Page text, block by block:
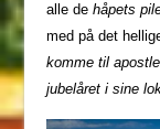
alle dehåpets
med på det
komme til
jubelåret i sine